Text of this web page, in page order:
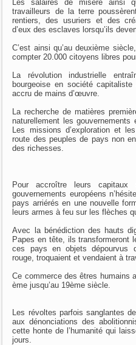
Les salaires de misère ainsi
travailleurs de la terre
rentiers, des usuriers et des
d’eux des esclaves lorsqu’ils
C’est ainsi qu’au deuxième
compter 20.000 citoyens libres
La révolution industrielle
bourgeoise en société
accru de mains d’œuvre.
La recherche de matières
naturellement les gouvernements
Les missions d’exploration et
route des peuples de pays non
des richesses.
Pour accroître leurs
gouvernements européens
pays arriérés en une nouvelle
leurs armes à feu sur les flèches
Avec la bénédiction des hauts
Papes en tête, ils transformeront
ces pays en objets dépourvus
rouge, troquaient et vendaient à
Ce commerce des êtres humains
ème jusqu’au 19ème siècle.
Les révoltes parfois sanglantes
aux dénonciations des
cette honte de l’humanité qui
jours.